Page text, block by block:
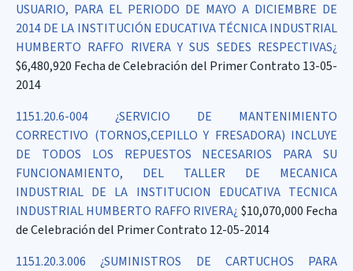
USUARIO, PARA EL PERIODO DE MAYO A DICIEMBRE DE
2014 DE LA INSTITUCIÓN EDUCATIVA TÉCNICA INDUSTRIAL
HUMBERTO RAFFO RIVERA Y SUS SEDES RESPECTIVAS¿
$6,480,920 Fecha de Celebración del Primer Contrato 13-05-
2014
1151.20.6-004 ¿SERVICIO DE MANTENIMIENTO
CORRECTIVO (TORNOS,CEPILLO Y FRESADORA) INCLUYE
DE TODOS LOS REPUESTOS NECESARIOS PARA SU
FUNCIONAMIENTO, DEL TALLER DE MECANICA
INDUSTRIAL DE LA INSTITUCION EDUCATIVA TECNICA
INDUSTRIAL HUMBERTO RAFFO RIVERA¿ $10,070,000 Fecha
de Celebración del Primer Contrato 12-05-2014
1151.20.3.006 ¿SUMINISTROS DE CARTUCHOS PARA